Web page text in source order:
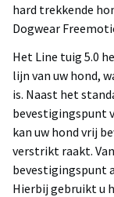
hard trekkende
Dogwear
Het Line tuig 5.0
lijn van uw hond,
is. Naast het
bevestigingspunt
kan uw hond vrij
verstrikt raakt.
bevestigingspunt
Hierbij gebruikt u